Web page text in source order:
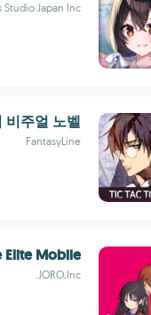
Studio Japan Inc.
비주얼 노벨
FantasyLine
Elite Mobile
JORO,Inc.